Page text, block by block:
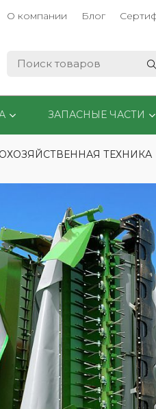
О компании Блог
ЗАПАСНЫЕ ЧАСТИ
ТЕХНИКА